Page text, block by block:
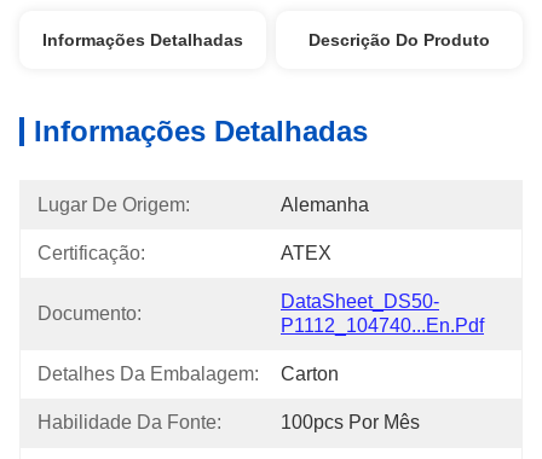
Informações Detalhadas Descrição Do Produto
Informações Detalhadas
Lugar De Origem: Alemanha
Certificação: ATEX
Documento:
DataSheet_DS50-
P1112_104740...en.pdf
Detalhes Da Embalagem: Carton
Habilidade Da Fonte: 100pcs Por Mês